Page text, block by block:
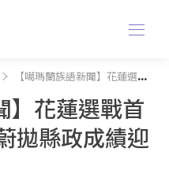
【噶瑪蘭族語新聞】花蓮選戰首度政見交鋒 徐榛蔚拋縣政成績迎戰
】花蓮選戰首
拋縣政成績迎